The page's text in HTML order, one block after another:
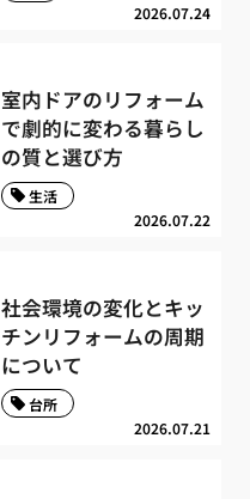
2026.07.24
室内ドアのリフォーム
で劇的に変わる暮らし
の質と選び方
2026.07.22
生活
社会環境の変化とキッ
チンリフォームの周期
について
2026.07.21
台所